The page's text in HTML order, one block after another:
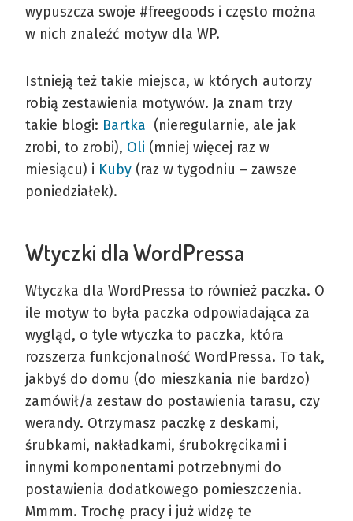
wypuszcza swoje #freegoods i często można
w nich znaleźć motyw dla WP.
Istnieją też takie miejsca, w których autorzy
robią zestawienia motywów. Ja znam trzy
takie blogi: Bartka (nieregularnie, ale jak
zrobi, to zrobi), Oli (mniej więcej raz w
miesiącu) i Kuby (raz w tygodniu – zawsze
poniedziałek).
Wtyczki dla WordPressa
Wtyczka dla WordPressa to również paczka. O
ile motyw to była paczka odpowiadająca za
wygląd, o tyle wtyczka to paczka, która
rozszerza funkcjonalność WordPressa. To tak,
jakbyś do domu (do mieszkania nie bardzo)
zamówił/a zestaw do postawienia tarasu, czy
werandy. Otrzymasz paczkę z deskami,
śrubkami, nakładkami, śrubokręcikami i
innymi komponentami potrzebnymi do
postawienia dodatkowego pomieszczenia.
Mmmm. Trochę pracy i już widzę te